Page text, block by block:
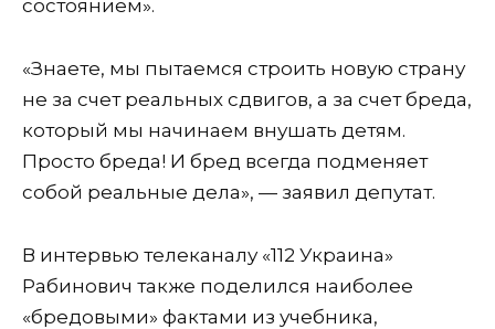
состоянием».
«Знаете, мы пытаемся строить новую страну
не за счет реальных сдвигов, а за счет бреда,
который мы начинаем внушать детям.
Просто бреда! И бред всегда подменяет
собой реальные дела», — заявил депутат.
В интервью телеканалу «112 Украина»
Рабинович также поделился наиболее
«бредовыми» фактами из учебника,